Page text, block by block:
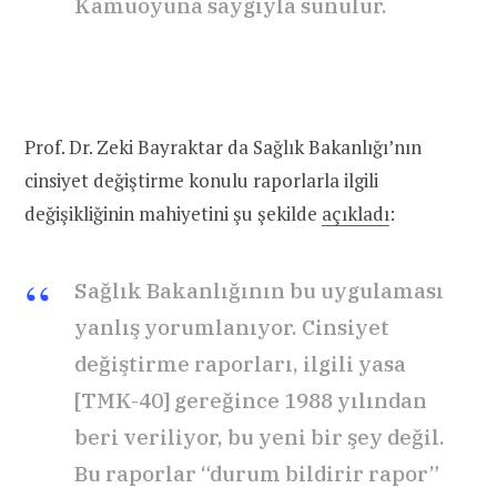
Prof. Dr. Zeki Bayraktar da Sağlık Bakanlığı’nın
cinsiyet değiştirme konulu raporlarla ilgili
değişikliğinin mahiyetini şu şekilde açıkladı:
Sağlık Bakanlığının bu uygulaması
yanlış yorumlanıyor. Cinsiyet
değiştirme raporları, ilgili yasa
[TMK-40] gereğince 1988 yılından
beri veriliyor, bu yeni bir şey değil.
Bu raporlar “durum bildirir rapor”